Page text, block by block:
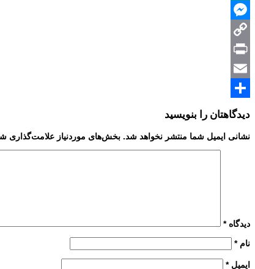
WhatsApp
Messenger
Copy
Link
Print
Email
Share
دیدگاهتان را بنویسید
نشانی ایمیل شما منتشر نخواهد شد. بخش‌های موردنیاز علامت‌گذاری
دیدگاه*
نام*
ایمیل*